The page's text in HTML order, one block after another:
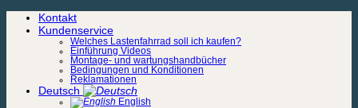
Zum
Inhalt
Kontakt
Kundenservice
Welches Lastenfahrrad soll ich kaufen?
Einführung Videos
Montage- und wartungshandbücher
Bedingungen und Konditionen
Reklamationen
Deutsch
English